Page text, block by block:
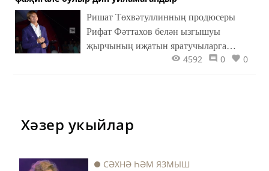
Ришат Төхвәтуллинның продюсеры
Рифат Фәттахов белән ызгышуы
җырчының иҗатын яратучыларга
4592 0 0
Хәзер укыйлар
СӘХНӘ ҺӘМ ЯЗМЫШ